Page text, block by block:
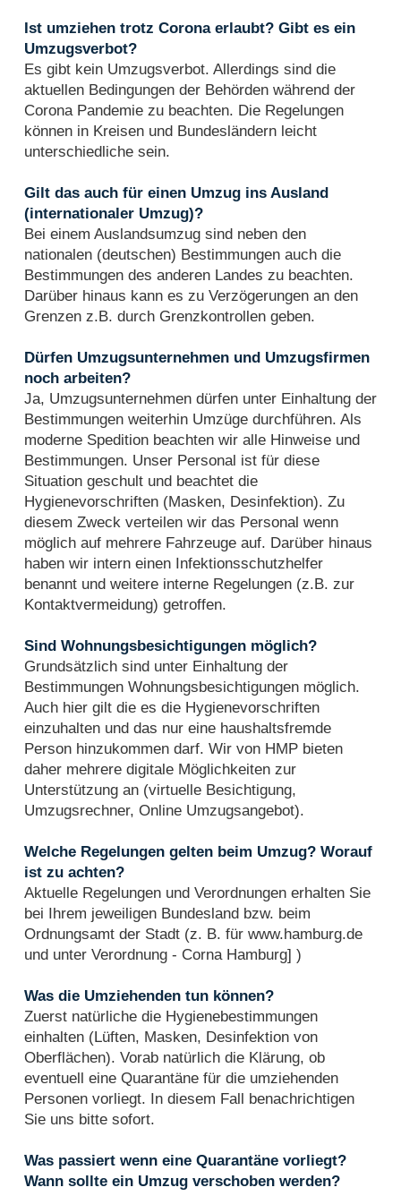
Ist umziehen trotz Corona erlaubt? Gibt es ein
Umzugsverbot?
Es gibt kein Umzugsverbot. Allerdings sind die
aktuellen Bedingungen der Behörden während der
Corona Pandemie zu beachten. Die Regelungen
können in Kreisen und Bundesländern leicht
unterschiedliche sein.
Gilt das auch für einen Umzug ins Ausland
(internationaler Umzug)?
Bei einem Auslandsumzug sind neben den
nationalen (deutschen) Bestimmungen auch die
Bestimmungen des anderen Landes zu beachten.
Darüber hinaus kann es zu Verzögerungen an den
Grenzen z.B. durch Grenzkontrollen geben.
Dürfen Umzugsunternehmen und Umzugsfirmen
noch arbeiten?
Ja, Umzugsunternehmen dürfen unter Einhaltung der
Bestimmungen weiterhin Umzüge durchführen. Als
moderne Spedition beachten wir alle Hinweise und
Bestimmungen. Unser Personal ist für diese
Situation geschult und beachtet die
Hygienevorschriften (Masken, Desinfektion). Zu
diesem Zweck verteilen wir das Personal wenn
möglich auf mehrere Fahrzeuge auf. Darüber hinaus
haben wir intern einen Infektionsschutzhelfer
benannt und weitere interne Regelungen (z.B. zur
Kontaktvermeidung) getroffen.
Sind Wohnungsbesichtigungen möglich?
Grundsätzlich sind unter Einhaltung der
Bestimmungen Wohnungsbesichtigungen möglich.
Auch hier gilt die es die Hygienevorschriften
einzuhalten und das nur eine haushaltsfremde
Person hinzukommen darf. Wir von HMP bieten
daher mehrere digitale Möglichkeiten zur
Unterstützung an (virtuelle Besichtigung,
Umzugsrechner, Online Umzugsangebot).
Welche Regelungen gelten beim Umzug? Worauf
ist zu achten?
Aktuelle Regelungen und Verordnungen erhalten Sie
bei Ihrem jeweiligen Bundesland bzw. beim
Ordnungsamt der Stadt (z. B. für www.hamburg.de
und unter Verordnung - Corna Hamburg] )
Was die Umziehenden tun können?
Zuerst natürliche die Hygienebestimmungen
einhalten (Lüften, Masken, Desinfektion von
Oberflächen). Vorab natürlich die Klärung, ob
eventuell eine Quarantäne für die umziehenden
Personen vorliegt. In diesem Fall benachrichtigen
Sie uns bitte sofort.
Was passiert wenn eine Quarantäne vorliegt?
Wann sollte ein Umzug verschoben werden?